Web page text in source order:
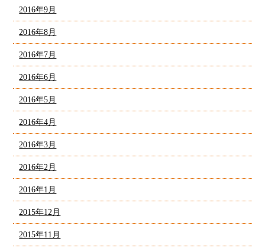
2016年9月
2016年8月
2016年7月
2016年6月
2016年5月
2016年4月
2016年3月
2016年2月
2016年1月
2015年12月
2015年11月